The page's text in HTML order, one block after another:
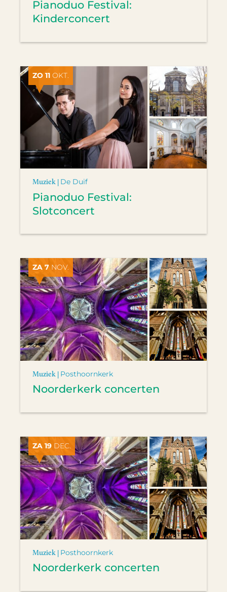
Pianoduo Festival:
Kinderconcert
ZO 11 OKT.
Muziek | De Duif
Pianoduo Festival:
Slotconcert
ZA 7 NOV.
Muziek | Posthoornkerk
Noorderkerk concerten
ZA 19 DEC.
Muziek | Posthoornkerk
Noorderkerk concerten